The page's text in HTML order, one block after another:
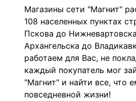
Магазины сети "Магнит"
108 населенных пунктах
Пскова до
Архангельска до
работаем для Вас, не
каждый покупатель мог
"Магнит" и найти все, что
повседневной жизни!